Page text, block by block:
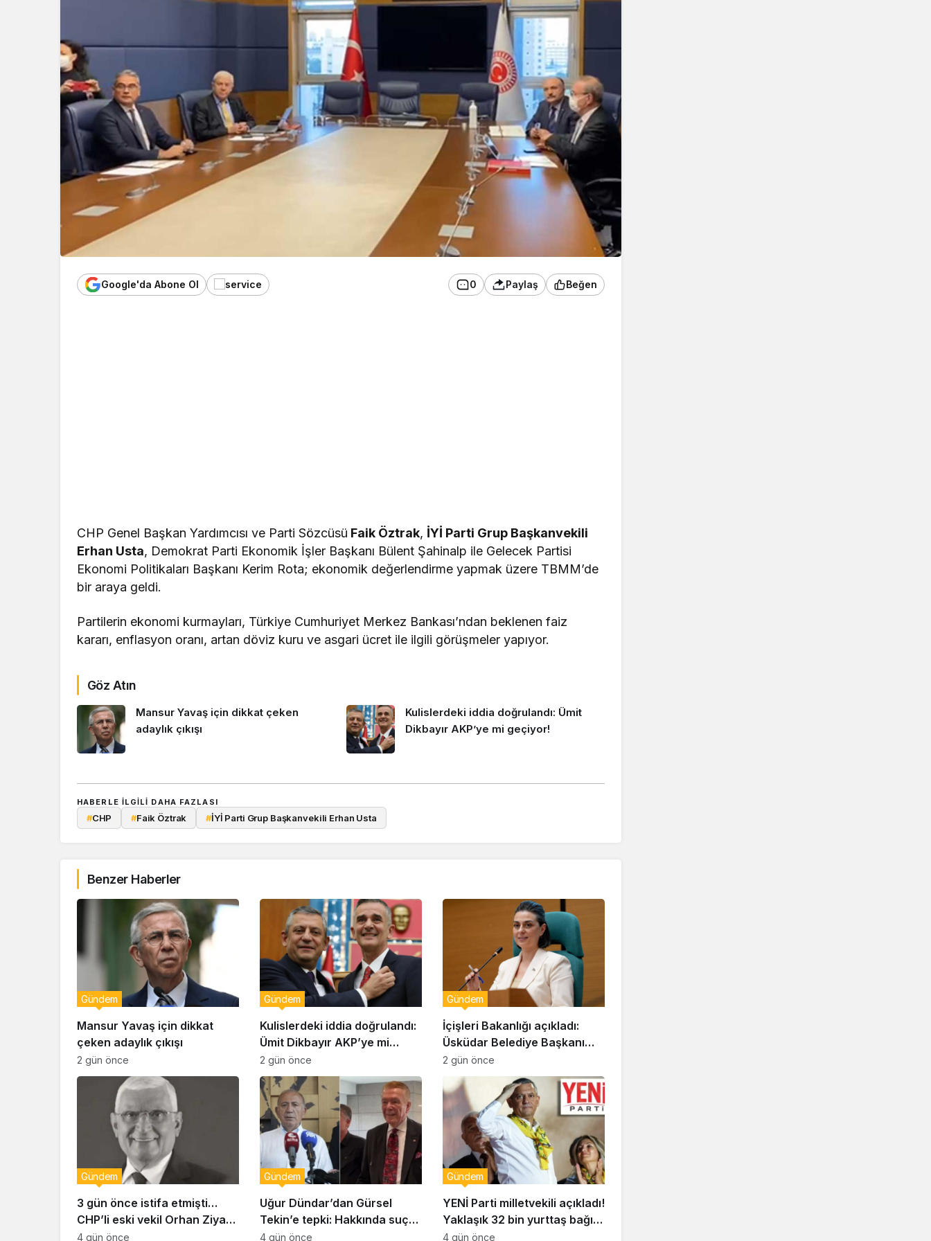
Google'da Abone Ol 0 Paylaş Beğen
CHP Genel Başkan Yardımcısı ve Parti Sözcüsü Faik Öztrak, İYİ Parti Grup Başkanvekili
Erhan Usta, Demokrat Parti Ekonomik İşler Başkanı Bülent Şahinalp ile Gelecek Partisi
Ekonomi Politikaları Başkanı Kerim Rota; ekonomik değerlendirme yapmak üzere TBMM’de
bir araya geldi.
Partilerin ekonomi kurmayları, Türkiye Cumhuriyet Merkez Bankası’ndan beklenen faiz
kararı, enflasyon oranı, artan döviz kuru ve asgari ücret ile ilgili görüşmeler yapıyor.
Göz Atın
Mansur Yavaş için dikkat çeken
adaylık çıkışı
Kulislerdeki iddia doğrulandı: Ümit
Dikbayır AKP’ye mi geçiyor!
HABERLE ILGILI DAHA FAZLASI
#CHP #Faik Öztrak #İYİ Parti Grup Başkanvekili Erhan Usta
Benzer Haberler
Mansur Yavaş için dikkat
çeken adaylık çıkışı
Gündem
2 gün önce
Kulislerdeki iddia doğrulandı:
Ümit Dikbayır AKP’ye mi
geçiyor!
Gündem
2 gün önce
İçişleri Bakanlığı açıkladı:
Üsküdar Belediye Başkanı
Sinem Dedetaş görevden
uzaklaştırıldı
Gündem
2 gün önce
3 gün önce istifa etmişti…
CHP’li eski vekil Orhan Ziya
Diren hayatını kaybetti!
Gündem
4 gün önce
Uğur Dündar’dan Gürsel
Tekin’e tepki: Hakkında suç
duyurusunda bulunacağım
Gündem
4 gün önce
YENİ Parti milletvekili açıkladı!
Yaklaşık 32 bin yurttaş bağış
yaptı: Ne kadar toplandı?
Gündem
4 gün önce